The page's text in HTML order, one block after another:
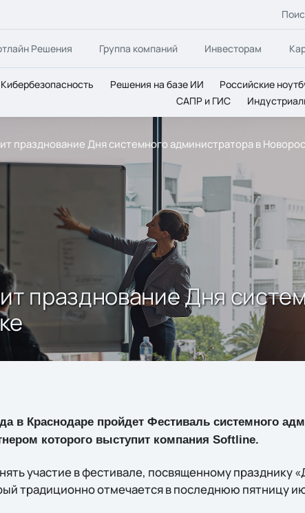
Решения Группа компаний Инвесторам
Кибербезопасность Решения на базе ИИ Российские
САПР и ГИС
празднование Дня системного администратора в
празднование Дня
в Краснодаре пройдет Фестиваль системного
которого выступит компания Softline.
участие в фестивале, посвященному празднику
традиционно отмечается в последнюю пятницу